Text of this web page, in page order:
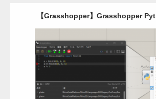
【Grasshopper】Grasshopper
C#
Detail